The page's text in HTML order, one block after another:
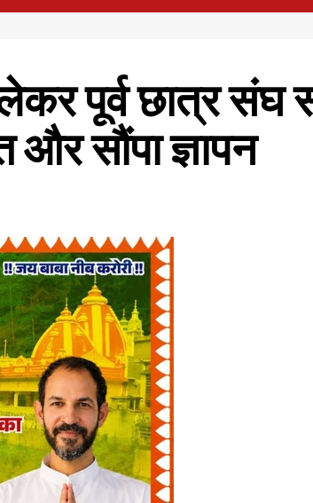
पूर्व छात्र संघ
सौंपा ज्ञापन